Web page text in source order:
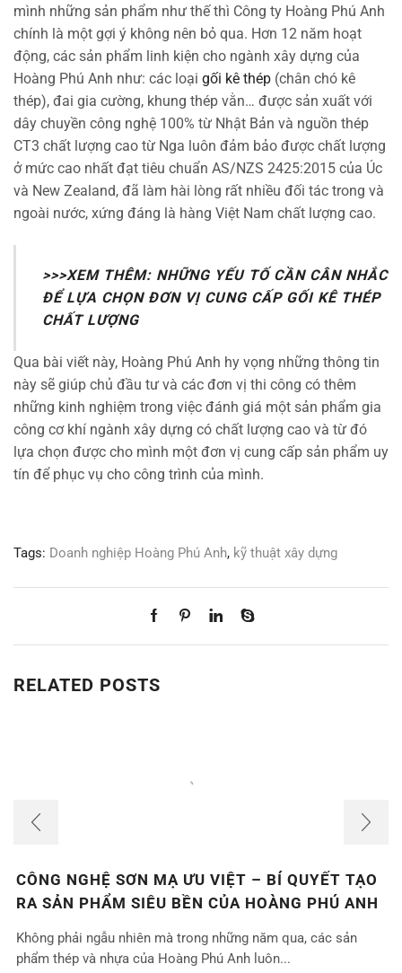
mình những sản phẩm như thế thì Công ty Hoàng Phú Anh
chính là một gợi ý không nên bỏ qua. Hơn 12 năm hoạt
động, các sản phẩm linh kiện cho ngành xây dựng của
Hoàng Phú Anh như: các loại gối kê thép (chân chó kê
thép), đai gia cường, khung thép vằn… được sản xuất với
dây chuyền công nghệ 100% từ Nhật Bản và nguồn thép
CT3 chất lượng cao từ Nga luôn đảm bảo được chất lượng
ở mức cao nhất đạt tiêu chuẩn AS/NZS 2425:2015 của Úc
và New Zealand, đã làm hài lòng rất nhiều đối tác trong và
ngoài nước, xứng đáng là hàng Việt Nam chất lượng cao.
>>>XEM THÊM: NHỮNG YẾU TỐ CẦN CÂN NHẮC
ĐỂ LỰA CHỌN ĐƠN VỊ CUNG CẤP GỐI KÊ THÉP
CHẤT LƯỢNG
Qua bài viết này, Hoàng Phú Anh hy vọng những thông tin
này sẽ giúp chủ đầu tư và các đơn vị thi công có thêm
những kinh nghiệm trong việc đánh giá một sản phẩm gia
công cơ khí ngành xây dựng có chất lượng cao và từ đó
lựa chọn được cho mình một đơn vị cung cấp sản phẩm uy
tín để phục vụ cho công trình của mình.
Tags: Doanh nghiệp Hoàng Phú Anh, kỹ thuật xây dựng
RELATED POSTS
CÔNG NGHỆ SƠN MẠ ƯU VIỆT – BÍ QUYẾT TẠO
RA SẢN PHẨM SIÊU BỀN CỦA HOÀNG PHÚ ANH
Không phải ngẫu nhiên mà trong những năm qua, các sản
phẩm thép và nhựa của Hoàng Phú Anh luôn...